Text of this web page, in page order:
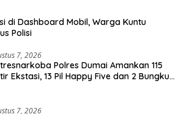
di Dashboard Mobil, Warga Kuntu
Polisi
7, 2026
Polres Dumai Amankan 115
Ekstasi, 13 Pil Happy Five dan 2 Bungkus
7, 2026